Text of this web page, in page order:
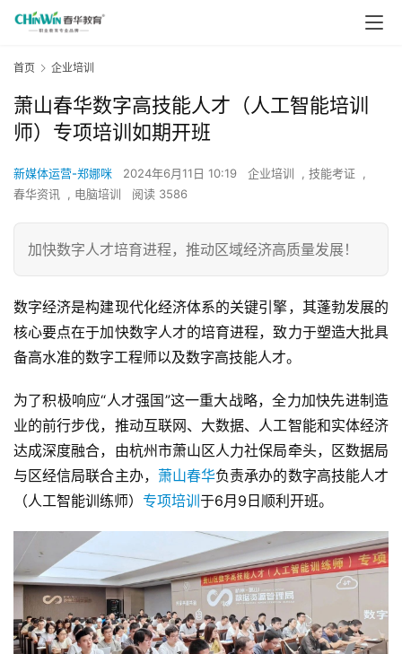
首页 企业培训
萧山春华数字高技能人才（人工智能培训
师）专项培训如期开班
新媒体运营-郑娜咪 2024年6月11日 10:19 企业培训 , 技能考证 ,
春华资讯 , 电脑培训 阅读 3586
加快数字人才培育进程，推动区域经济高质量发展！
数字经济是构建现代化经济体系的关键引擎，其蓬勃发展的
核心要点在于加快数字人才的培育进程，致力于塑造大批具
备高水准的数字工程师以及数字高技能人才。
为了积极响应“人才强国”这一重大战略，全力加快先进制造
业的前行步伐，推动互联网、大数据、人工智能和实体经济
达成深度融合，由杭州市萧山区人力社保局牵头，区数据局
与区经信局联合主办， 萧山春华负责承办的数字高技能人才
（人工智能训练师） 专项培训 于6月9日顺利开班。